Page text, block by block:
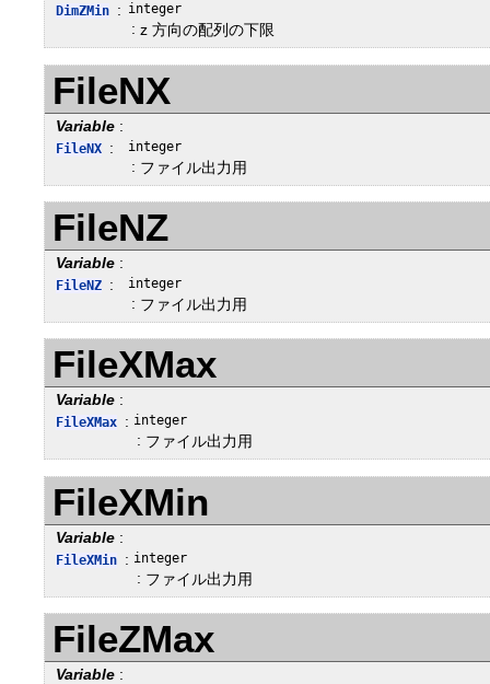
DimZMin : integer
: z 方向の配列の下限
FileNX
Variable :
FileNX : integer
: ファイル出力用
FileNZ
Variable :
FileNZ : integer
: ファイル出力用
FileXMax
Variable :
FileXMax : integer
: ファイル出力用
FileXMin
Variable :
FileXMin : integer
: ファイル出力用
FileZMax
Variable :